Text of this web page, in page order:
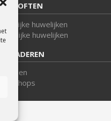
BRUILOFTEN
Kerkelijke huwelijken
huwelijken
VERGADEREN
Lezingen
Workshops